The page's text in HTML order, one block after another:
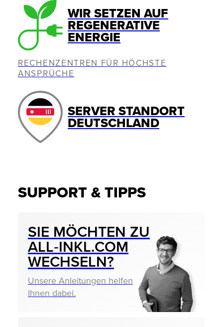
WIR SETZEN AUF
REGENERATIVE
ENERGIE
RECHENZENTREN FÜR HÖCHSTE
ANSPRÜCHE
SERVER STANDORT
DEUTSCHLAND
SUPPORT & TIPPS
SIE MÖCHTEN ZU
ALL‑INKL.COM
WECHSELN?
Unsere Anleitungen helfen
Ihnen dabei.